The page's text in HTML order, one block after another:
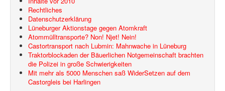
Rechtliches
Datenschutzerklärung
Lüneburger Aktionstage gegen Atomkraft
Atommülltransporte? Non! Njet! Nein!
Castortransport nach Lubmin: Mahnwache in Lüneburg
Traktorblockaden der Bäuerlichen Notgemeinschaft brachten
die Polizei in große Schwierigkeiten
Mit mehr als 5000 Menschen saß WiderSetzen auf dem
Castorgleis bei Harlingen